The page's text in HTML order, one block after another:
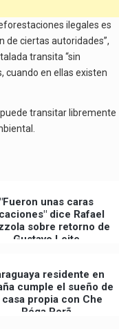
ilegales es
de ciertas autoridades”,
transita “sin
cuando en ellas existen
transitar libremente
"Fueron unas caras
dice Rafael
sobre retorno de
Gustavo Leite
residente en
cumple el sueño de
casa propia con Che
Róga Porã